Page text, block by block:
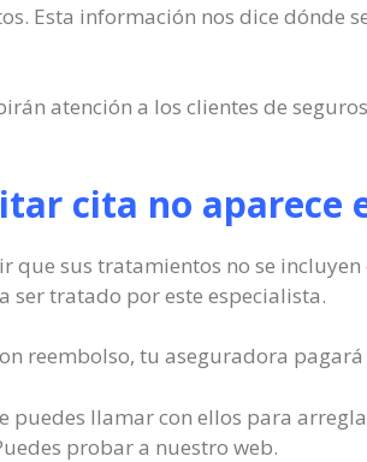
Esta información nos dice dónde
atención a los clientes de
cita no aparece
que sus tratamientos no se
ser tratado por este especialista.
reembolso, tu aseguradora
llamar con ellos para
probar a nuestro web.